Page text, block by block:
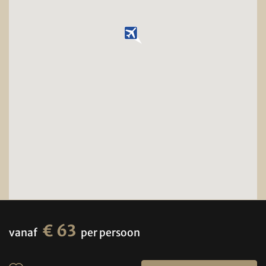
vanaf € 63 per persoon